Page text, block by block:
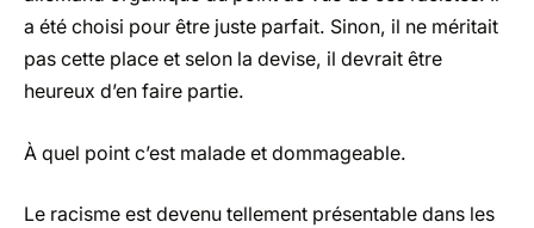
a été choisi pour être juste parfait. Sinon, il ne méritait
pas cette place et selon la devise, il devrait être
heureux d’en faire partie.
À quel point c’est malade et dommageable.
Le racisme est devenu tellement présentable dans les